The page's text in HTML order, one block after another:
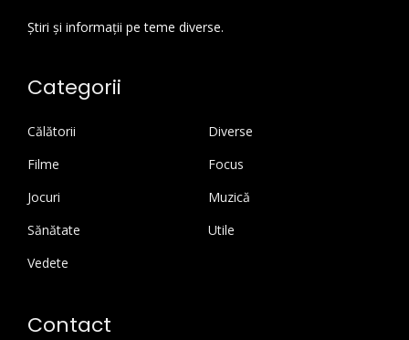
Știri și informații pe teme diverse.
Categorii
Călătorii
Diverse
Filme
Focus
Jocuri
Muzică
Sănătate
Utile
Vedete
Contact